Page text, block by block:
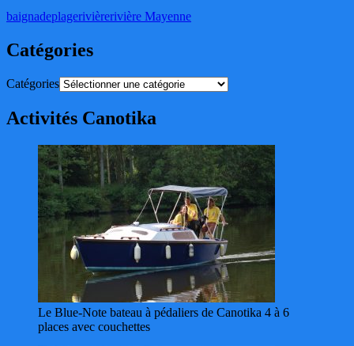
baignadeplagerivièrerivière Mayenne
Catégories
Catégories
Activités Canotika
Le Blue-Note bateau à pédaliers de Canotika 4 à 6
places avec couchettes